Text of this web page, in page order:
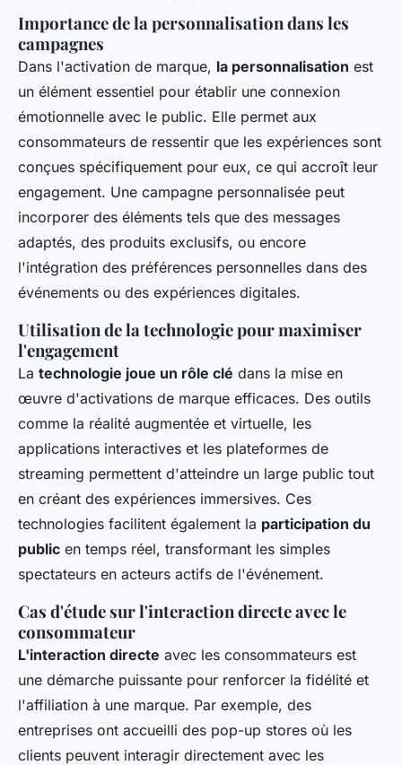
Importance de la personnalisation dans les
campagnes
Dans l'activation de marque, la personnalisation est
un élément essentiel pour établir une connexion
émotionnelle avec le public. Elle permet aux
consommateurs de ressentir que les expériences sont
conçues spécifiquement pour eux, ce qui accroît leur
engagement. Une campagne personnalisée peut
incorporer des éléments tels que des messages
adaptés, des produits exclusifs, ou encore
l'intégration des préférences personnelles dans des
événements ou des expériences digitales.
Utilisation de la technologie pour maximiser
l'engagement
La technologie joue un rôle clé dans la mise en
œuvre d'activations de marque efficaces. Des outils
comme la réalité augmentée et virtuelle, les
applications interactives et les plateformes de
streaming permettent d'atteindre un large public tout
en créant des expériences immersives. Ces
technologies facilitent également la participation du
public en temps réel, transformant les simples
spectateurs en acteurs actifs de l'événement.
Cas d'étude sur l'interaction directe avec le
consommateur
L'interaction directe avec les consommateurs est
une démarche puissante pour renforcer la fidélité et
l'affiliation à une marque. Par exemple, des
entreprises ont accueilli des pop-up stores où les
clients peuvent interagir directement avec les